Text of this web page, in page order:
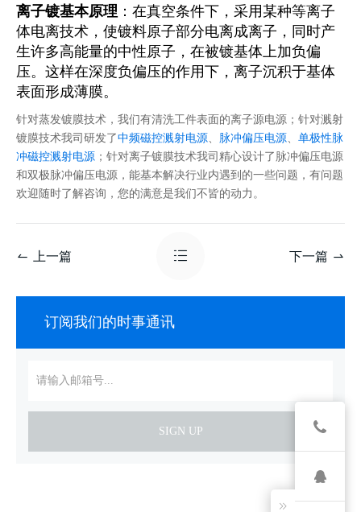
离子镀基本原理 ：在真空条件下，采用某种等离子
体电离技术，使镀料原子部分电离成离子，同时产
生许多高能量的中性原子，在被镀基体上加负偏
压。这样在深度负偏压的作用下，离子沉积于基体
表面形成薄膜。
针对蒸发镀膜技术，我们有清洗工件表面的离子源电源 ；针对溅射
镀膜技术我司研发了中频磁控溅射电源、 脉冲偏压电源、 单极性脉
冲磁控溅射电源 ；针对离子镀膜技术我司精心设计了脉冲偏压电源
和双极脉冲偏压电源 ，能基本解决行业内遇到的一些问题，有问题
欢迎随时了解咨询，您的满意是我们不皆的动力。
上一篇 下一篇
订阅我们的时事通讯
SIGN UP